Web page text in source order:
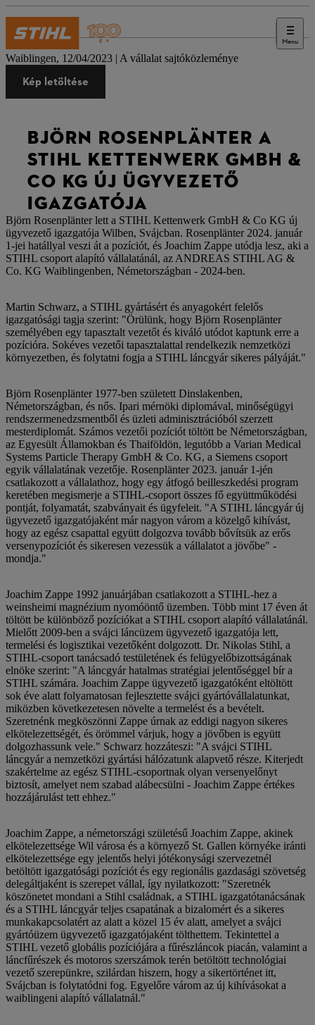
Menu
Sajtó
Waiblingen, 12/04/2023 | A vállalat sajtóközleménye
Kép letöltése
BJÖRN ROSENPLÄNTER A
STIHL KETTENWERK GMBH &
CO KG ÚJ ÜGYVEZETŐ
IGAZGATÓJA
Björn Rosenplänter lett a STIHL Kettenwerk GmbH & Co KG új
ügyvezető igazgatója Wilben, Svájcban. Rosenplänter 2024. január
1-jei hatállyal veszi át a pozíciót, és Joachim Zappe utódja lesz, aki a
STIHL csoport alapító vállalatánál, az ANDREAS STIHL AG &
Co. KG Waiblingenben, Németországban - 2024-ben.
Martin Schwarz, a STIHL gyártásért és anyagokért felelős
igazgatósági tagja szerint: "Örülünk, hogy Björn Rosenplänter
személyében egy tapasztalt vezetőt és kiváló utódot kaptunk erre a
pozícióra. Sokéves vezetői tapasztalattal rendelkezik nemzetközi
környezetben, és folytatni fogja a STIHL láncgyár sikeres pályáját."
Björn Rosenplänter 1977-ben született Dinslakenben,
Németországban, és nős. Ipari mérnöki diplomával, minőségügyi
rendszermenedzsmentből és üzleti adminisztrációból szerzett
mesterdiplomát. Számos vezetői pozíciót töltött be Németországban,
az Egyesült Államokban és Thaiföldön, legutóbb a Varian Medical
Systems Particle Therapy GmbH & Co. KG, a Siemens csoport
egyik vállalatának vezetője. Rosenplänter 2023. január 1-jén
csatlakozott a vállalathoz, hogy egy átfogó beilleszkedési program
keretében megismerje a STIHL-csoport összes fő együttműködési
pontját, folyamatát, szabványait és ügyfeleit. "A STIHL láncgyár új
ügyvezető igazgatójaként már nagyon várom a közelgő kihívást,
hogy az egész csapattal együtt dolgozva tovább bővítsük az erős
versenypozíciót és sikeresen vezessük a vállalatot a jövőbe" -
mondja."
Joachim Zappe 1992 januárjában csatlakozott a STIHL-hez a
weinsheimi magnézium nyomóöntő üzemben. Több mint 17 éven át
töltött be különböző pozíciókat a STIHL csoport alapító vállalatánál.
Mielőtt 2009-ben a svájci láncüzem ügyvezető igazgatója lett,
termelési és logisztikai vezetőként dolgozott. Dr. Nikolas Stihl, a
STIHL-csoport tanácsadó testületének és felügyelőbizottságának
elnöke szerint: "A láncgyár hatalmas stratégiai jelentőséggel bír a
STIHL számára. Joachim Zappe ügyvezető igazgatóként eltöltött
sok éve alatt folyamatosan fejlesztette svájci gyártóvállalatunkat,
miközben következetesen növelte a termelést és a bevételt.
Szeretnénk megköszönni Zappe úrnak az eddigi nagyon sikeres
elkötelezettségét, és örömmel várjuk, hogy a jövőben is együtt
dolgozhassunk vele." Schwarz hozzáteszi: "A svájci STIHL
láncgyár a nemzetközi gyártási hálózatunk alapvető része. Kiterjedt
szakértelme az egész STIHL-csoportnak olyan versenyelőnyt
biztosít, amelyet nem szabad alábecsülni - Joachim Zappe értékes
hozzájárulást tett ehhez."
Joachim Zappe, a németországi születésű Joachim Zappe, akinek
elkötelezettsége Wil városa és a környező St. Gallen környéke iránti
elkötelezettsége egy jelentős helyi jótékonysági szervezetnél
betöltött igazgatósági pozíciót és egy regionális gazdasági szövetség
delegáltjaként is szerepet vállal, így nyilatkozott: "Szeretnék
köszönetet mondani a Stihl családnak, a STIHL igazgatótanácsának
és a STIHL láncgyár teljes csapatának a bizalomért és a sikeres
munkakapcsolatért az alatt a közel 15 év alatt, amelyet a svájci
gyártóüzem ügyvezető igazgatójaként tölthettem. Tekintettel a
STIHL vezető globális pozíciójára a fűrészláncok piacán, valamint a
láncfűrészek és motoros szerszámok terén betöltött technológiai
vezető szerepünkre, szilárdan hiszem, hogy a sikertörténet itt,
Svájcban is folytatódni fog. Egyelőre várom az új kihívásokat a
waiblingeni alapító vállalatnál."